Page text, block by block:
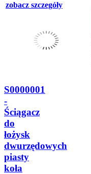
zobacz szczegóły
S0000001
-
Ściągacz
do
łożysk
dwurzędowych
piasty
koła